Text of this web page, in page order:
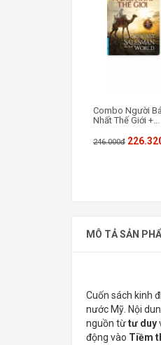
Combo Người
Nhất Thế Giới +...
246.000đ
MÔ TẢ SẢN
Cuốn sách kinh
nước Mỹ. Nội
nguồn từtư duy
động vào Tiềm